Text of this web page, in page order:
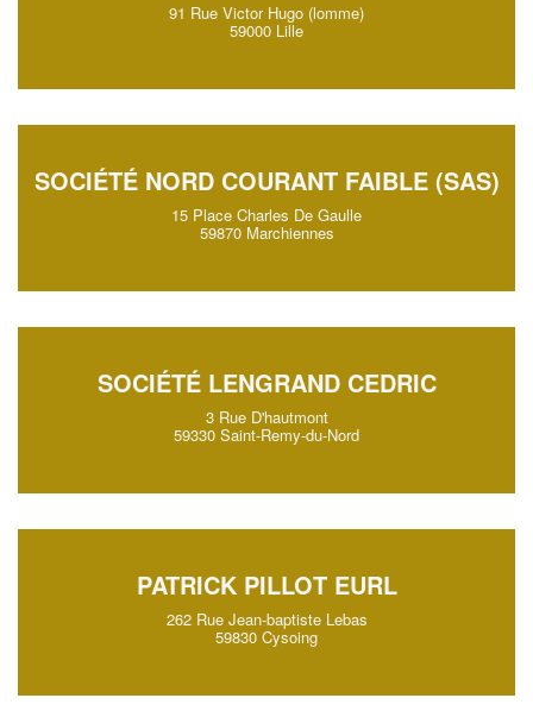
91 Rue Victor Hugo (lomme)
59000 Lille
SOCIÉTÉ NORD COURANT FAIBLE (SAS)
15 Place Charles De Gaulle
59870 Marchiennes
SOCIÉTÉ LENGRAND CEDRIC
3 Rue D'hautmont
59330 Saint-Remy-du-Nord
PATRICK PILLOT EURL
262 Rue Jean-baptiste Lebas
59830 Cysoing